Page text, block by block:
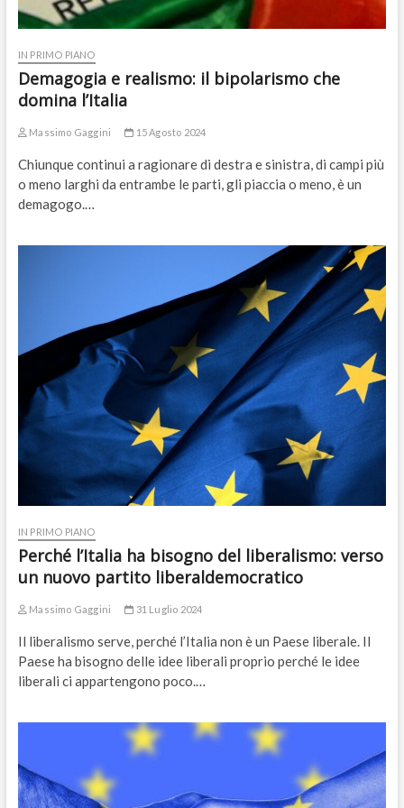
IN PRIMO PIANO
Demagogia e realismo: il bipolarismo che
domina l’Italia
Massimo Gaggini 15 Agosto 2024
Chiunque continui a ragionare di destra e sinistra, di campi più
o meno larghi da entrambe le parti, gli piaccia o meno, è un
demagogo.…
IN PRIMO PIANO
Perché l’Italia ha bisogno del liberalismo: verso
un nuovo partito liberaldemocratico
Massimo Gaggini 31 Luglio 2024
Il liberalismo serve, perché l’Italia non è un Paese liberale. Il
Paese ha bisogno delle idee liberali proprio perché le idee
liberali ci appartengono poco.…